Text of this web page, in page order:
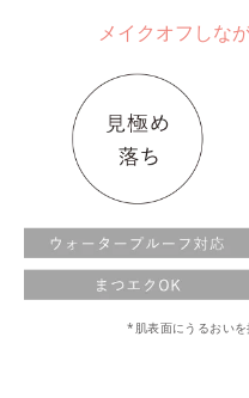
メイクオフしな
*肌表面にうるおい